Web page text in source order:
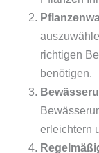
richtigen
benötigen.
erleichtern